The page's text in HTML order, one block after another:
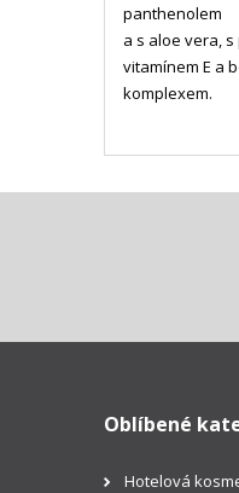
panthenolem
a s aloe vera,
vitamínem E a
komplexem.
Oblíbené
Hotelová